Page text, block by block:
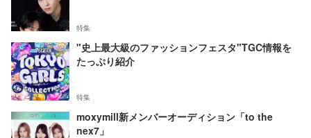
特集
"史上最大級のファッションフェスタ"TGC情報を
たっぷり紹介
特集
moxymill新メンバーオーディション「to the
nex7」